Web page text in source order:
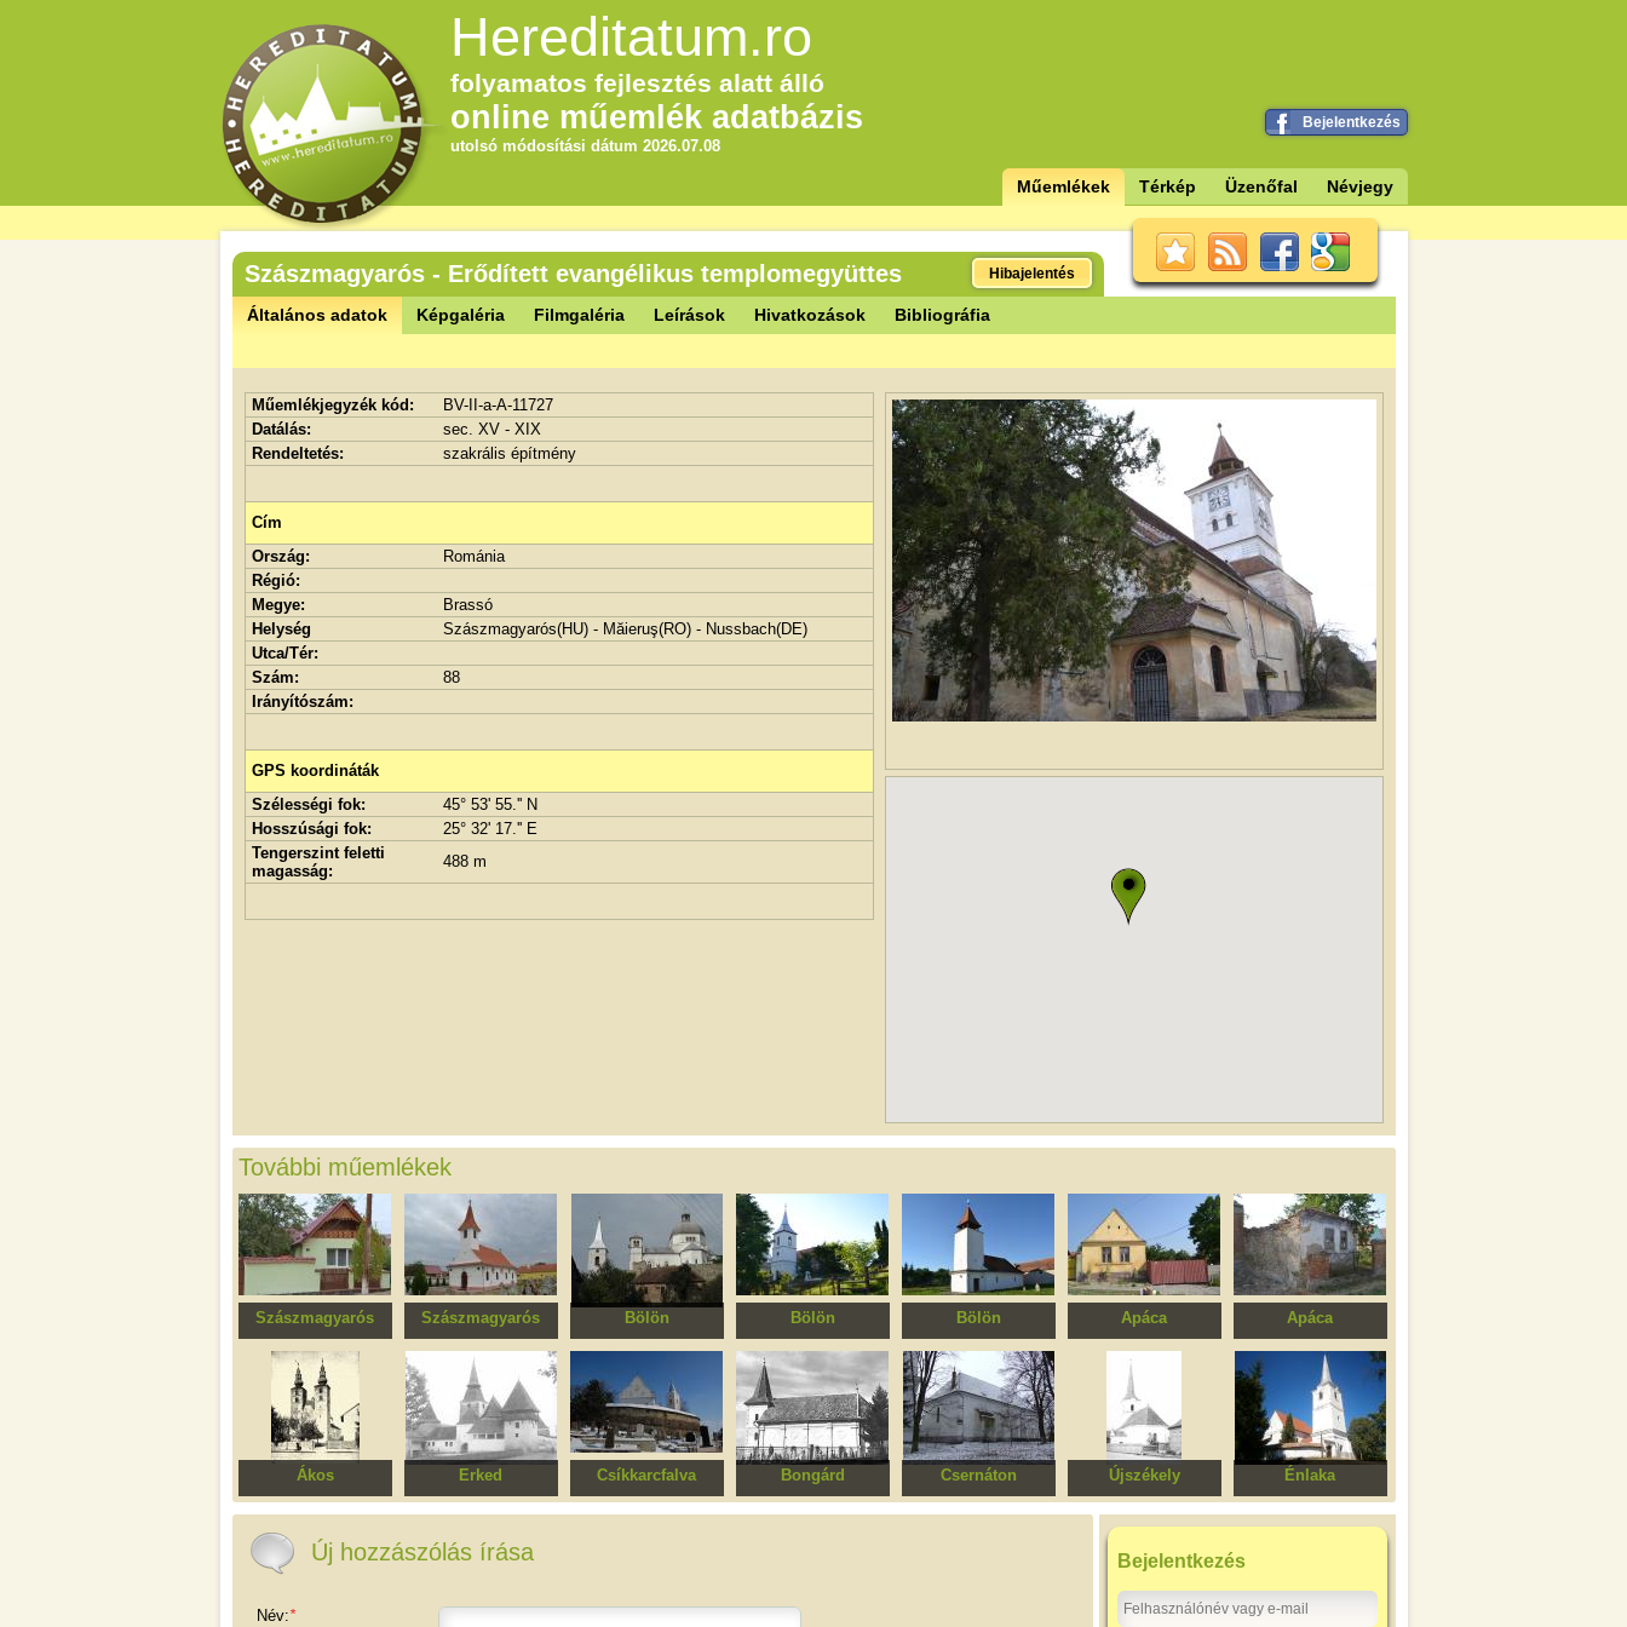
Hereditatum.ro
folyamatos fejlesztés alatt álló
online műemlék adatbázis
utolsó módosítási dátum 2026.07.08
Bejelentkezés
Műemlékek Térkép Üzenőfal Névjegy
Szászmagyarós - Erődített evangélikus templomegyüttes Hibajelentés
Általános adatok Képgaléria Filmgaléria Leírások Hivatkozások Bibliográfia
Műemlékjegyzék kód:
BV-II-a-A-11727
Datálás:
sec. XV - XIX
Rendeltetés:
szakrális építmény
Cím
Ország:
Románia
Régió:
Megye:
Brassó
Helység
Szászmagyarós(HU) - Măieruş(RO) - Nussbach(DE)
Utca/Tér:
Szám:
88
Irányítószám:
GPS koordináták
Szélességi fok:
45° 53' 55.'' N
Hosszúsági fok:
25° 32' 17.'' E
Tengerszint feletti
magasság:
488 m
További műemlékek
Szászmagyarós
Ház
Szászmagyarós
Szűz Mária
elszenderülése
ortodox templom
Bölön
Unitárius templom
Bölön
Református templom
Bölön
Ortodox templom
Apáca
Ház
Apáca
Ház
Ákos
Református templom
Erked
Erődített Evangélikus
Csíkkarcfalva
Nagyboldogasszony
Bongárd
Szent Mária
Csernáton
Református templom
Újszékely
Unitárius templom
Énlaka
Unitárius
templomegyüttes
Új hozzászólás írása
Név:*
Bejelentkezés